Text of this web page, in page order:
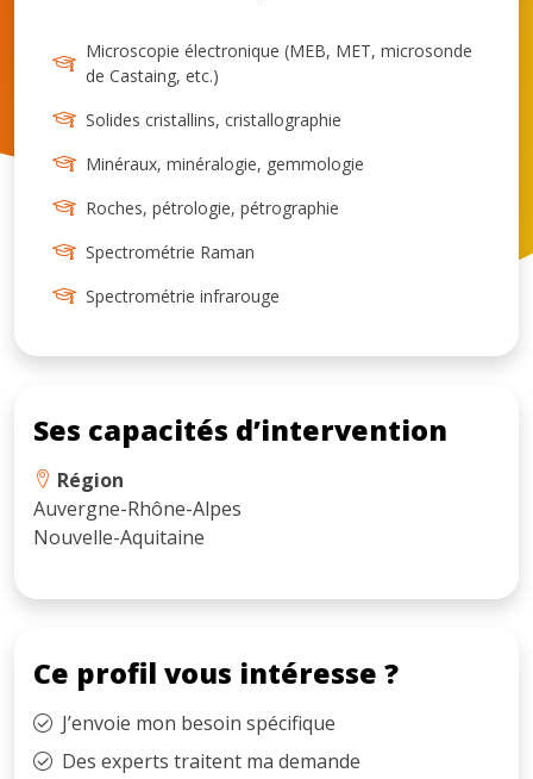
Microscopie électronique (MEB, MET, microsonde
de Castaing, etc.)
Solides cristallins, cristallographie
Minéraux, minéralogie, gemmologie
Roches, pétrologie, pétrographie
Spectrométrie Raman
Spectrométrie infrarouge
Ses capacités d’intervention
Région
Auvergne-Rhône-Alpes
Nouvelle-Aquitaine
Ce profil vous intéresse ?
J’envoie mon besoin spécifique
Des experts traitent ma demande